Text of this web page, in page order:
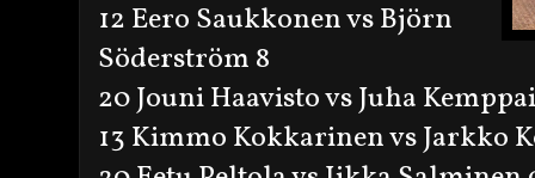
12 Eero Saukkonen vs Björn
Söderström 8
20 Jouni Haavisto vs Juha
13 Kimmo Kokkarinen vs Jarkko